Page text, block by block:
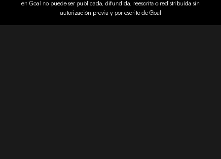
en Goal no puede ser publicada, difundida, reescrita o redistribuída sin
autorización previa y por escrito de Goal